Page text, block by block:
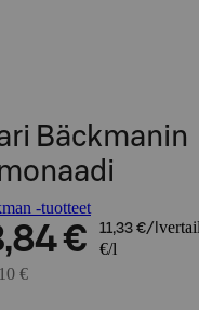
Bäckmanin
-tuotteet
€ 11,33 €/l
€/l
€